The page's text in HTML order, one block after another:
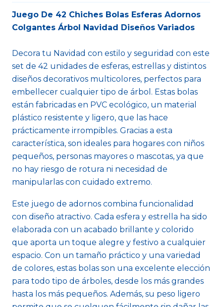
Juego De 42 Chiches Bolas Esferas Adornos
Colgantes Árbol Navidad Diseños Variados
Decora tu Navidad con estilo y seguridad con este
set de 42 unidades de esferas, estrellas y distintos
diseños decorativos multicolores, perfectos para
embellecer cualquier tipo de árbol. Estas bolas
están fabricadas en PVC ecológico, un material
plástico resistente y ligero, que las hace
prácticamente irrompibles. Gracias a esta
característica, son ideales para hogares con niños
pequeños, personas mayores o mascotas, ya que
no hay riesgo de rotura ni necesidad de
manipularlas con cuidado extremo.
Este juego de adornos combina funcionalidad
con diseño atractivo. Cada esfera y estrella ha sido
elaborada con un acabado brillante y colorido
que aporta un toque alegre y festivo a cualquier
espacio. Con un tamaño práctico y una variedad
de colores, estas bolas son una excelente elección
para todo tipo de árboles, desde los más grandes
hasta los más pequeños. Además, su peso ligero